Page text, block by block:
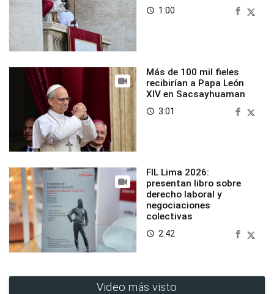
access_time 1:00
Más de 100 mil fieles
recibirían a Papa León
XIV en Sacsayhuaman
access_time 3:01
FIL Lima 2026:
presentan libro sobre
derecho laboral y
negociaciones
colectivas
access_time 2:42
Video más visto